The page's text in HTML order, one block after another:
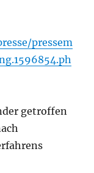
pressem
getroffen